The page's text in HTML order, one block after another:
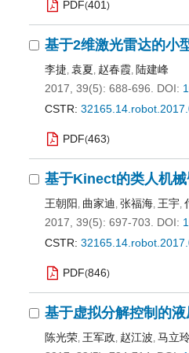
PDF(401 )
基于2维激光雷达的小
李捷, 袁夏, 赵春霞, 陆建峰
2017, 39(5): 688-696.
DOI:
CSTR:
PDF(463)
基于Kinect的类人机
王朝阳, 曲家迪, 张福海, 王宇,
2017, 39(5): 697-703.
DOI:
CSTR:
PDF(846)
基于虚拟分解控制的
陈光荣, 王军政, 赵江波, 马立